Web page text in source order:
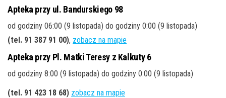
Apteka przy ul. Bandurskiego 98
od godziny 06:00 (9 listopada) do godziny 0:00 (9 listopada)
(tel. 91 387 91 00), zobacz na mapie
Apteka przy Pl. Matki Teresy z Kalkuty 6
od godziny 8:00 (9 listopada) do godziny 0:00 (9 listopada)
(tel. 91 423 18 68) zobacz na mapie